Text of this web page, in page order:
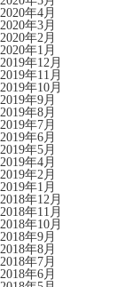
2020年4月
2020年3月
2020年2月
2020年1月
2019年12月
2019年11月
2019年10月
2019年9月
2019年8月
2019年7月
2019年6月
2019年5月
2019年4月
2019年2月
2019年1月
2018年12月
2018年11月
2018年10月
2018年9月
2018年8月
2018年7月
2018年6月